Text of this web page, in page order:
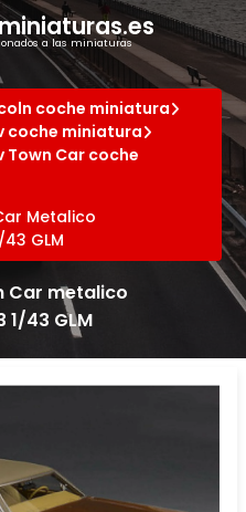
a las miniaturas
coche miniatura
coche miniatura
Town Car coche
Metalico
GLM
Car metalico
43 GLM